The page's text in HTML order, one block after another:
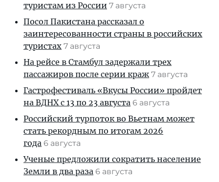
туристам из России 7 августа
Посол Пакистана рассказал о
заинтересованности страны в российских
туристах 7 августа
На рейсе в Стамбул задержали трех
пассажиров после серии краж 7 августа
Гастрофестиваль «Вкусы России» пройдет
на ВДНХ с 13 по 23 августа 6 августа
Российский турпоток во Вьетнам может
стать рекордным по итогам 2026
года 6 августа
Ученые предложили сократить население
Земли в два раза 6 августа